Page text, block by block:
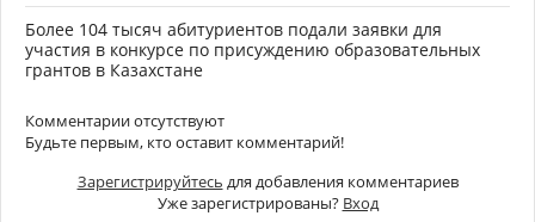
Более 104 тысяч абитуриентов подали заявки для
участия в конкурсе по присуждению образовательных
грантов в Казахстане
Комментарии отсутствуют
Будьте первым, кто оставит комментарий!
Зарегистрируйтесь для добавления комментариев
Уже зарегистрированы? Вход